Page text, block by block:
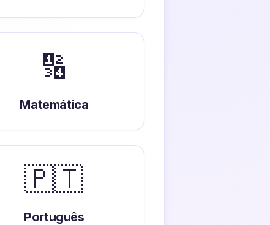
🔢
Matemática
🇵🇹
Português